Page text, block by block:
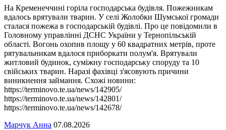
На Кременеччині горіла господарська будівля. Пожежникам
вдалось врятували тварин. У селі Жолобки Шумської громади
сталася пожежа в господарській будівлі. Про це повідомили в
Головному управлінні ДСНС України у Тернопільській
області. Вогонь охопив площу у 60 квадратних метрів, проте
рятувальникам вдалося приборкати полум'я. Врятували
житловий будинок, суміжну господарську споруду та 10
свійських тварин. Наразі фахівці з'ясовують причини
виникнення займання. Схожі новини:
https://terminovo.te.ua/news/142905/
https://terminovo.te.ua/news/142801/
https://terminovo.te.ua/news/142678/
Марчук Анна 07.08.2026